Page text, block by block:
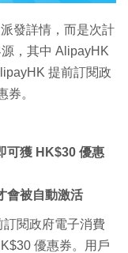
發詳情，而是次計
，其中 AlipayHK
提前訂閱政
券。
可獲 HK$30 優惠
會被自動激活
閱政府電子消費
優惠券。用戶